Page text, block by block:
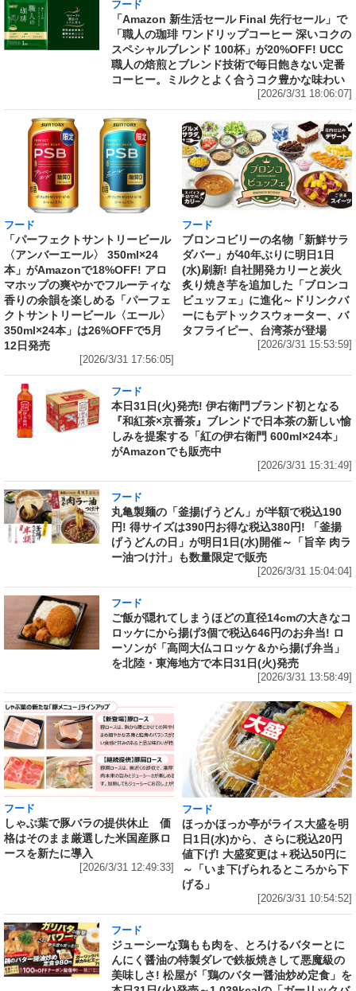
フード
「Amazon 新生活セール Final 先行セール」で
「職人の珈琲 ワンドリップコーヒー 深いコクの
スペシャルブレンド 100杯」が20%OFF! UCC
職人の焙煎とブレンド技術で毎日飽きない定番
コーヒー。ミルクとよく合うコク豊かな味わい
[2026/3/31 18:06:07]
フード
「パーフェクトサントリービール
〈アンバーエール〉 350ml×24
本」がAmazonで18%OFF! アロ
マホップの爽やかでフルーティな
香りの余韻を楽しめる「パーフェ
クトサントリービール〈エール〉
350ml×24本」は26%OFFで5月
12日発売
[2026/3/31 17:56:05]
フード
ブロンコビリーの名物「新鮮サラ
ダバー」が40年ぶりに明日1日
(水)刷新! 自社開発カリーと炭火
炙り焼き芋を追加した「ブロンコ
ビュッフェ」に進化～ドリンクバ
ーにもデトックスウォーター、バ
タフライピー、台湾茶が登場
[2026/3/31 15:53:59]
フード
本日31日(火)発売! 伊右衛門ブランド初となる
『和紅茶×京番茶』ブレンドで日本茶の新しい愉
しみを提案する「紅の伊右衛門 600ml×24本」
がAmazonでも販売中
[2026/3/31 15:31:49]
フード
丸亀製麺の「釜揚げうどん」が半額で税込190
円! 得サイズは390円お得な税込380円! 「釜揚
げうどんの日」が明日1日(水)開催～「旨辛 肉ラ
ー油つけ汁」も数量限定で販売
[2026/3/31 15:04:04]
フード
ご飯が隠れてしまうほどの直径14cmの大きなコ
ロッケにから揚げ3個で税込646円のお弁当! ロ
ーソンが「高岡大仏コロッケ＆から揚げ弁当」
を北陸・東海地方で本日31日(火)発売
[2026/3/31 13:58:49]
フード
しゃぶ葉で豚バラの提供休止 価
格はそのまま厳選した米国産豚ロ
ースを新たに導入
[2026/3/31 12:49:33]
フード
ほっかほっか亭がライス大盛を明
日1日(水)から、さらに税込20円
値下げ! 大盛変更は＋税込50円に
～「いま下げられるところから下
げる」
[2026/3/31 10:54:52]
フード
ジューシーな鶏もも肉を、とろけるバターとに
んにく醤油の特製ダレで鉄板焼きして悪魔級の
美味しさ! 松屋が「鶏のバター醤油炒め定食」を